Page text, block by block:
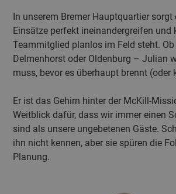
In unserem Bremer Hauptquartier sorgt
Einsätze perfekt ineinandergreifen und
Teammitglied planlos im Feld steht. Ob
Delmenhorst oder Oldenburg – Julian
muss, bevor es überhaupt brennt (oder
Er ist das Gehirn hinter der McKill-
Weitblick dafür, dass wir immer einen
sind als unsere ungebetenen Gäste.
ihn nicht kennen, aber sie spüren die
Planung.